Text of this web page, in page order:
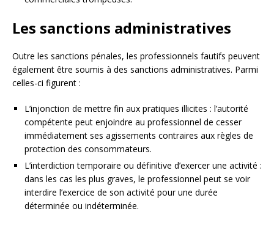
Les sanctions administratives
Outre les sanctions pénales, les professionnels fautifs peuvent
également être soumis à des sanctions administratives. Parmi
celles-ci figurent :
L’injonction de mettre fin aux pratiques illicites : l’autorité
compétente peut enjoindre au professionnel de cesser
immédiatement ses agissements contraires aux règles de
protection des consommateurs.
L’interdiction temporaire ou définitive d’exercer une activité :
dans les cas les plus graves, le professionnel peut se voir
interdire l’exercice de son activité pour une durée
déterminée ou indéterminée.